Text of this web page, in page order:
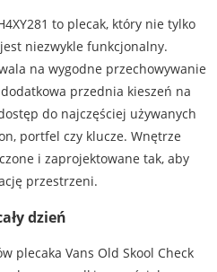
to plecak, który nie tylko
niezwykle funkcjonalny.
na wygodne przechowywanie
przednia kieszeń na
do najczęściej używanych
portfel czy klucze. Wnętrze
i zaprojektowane tak, aby
przestrzeni.
dzień
plecaka Vans Old Skool Check